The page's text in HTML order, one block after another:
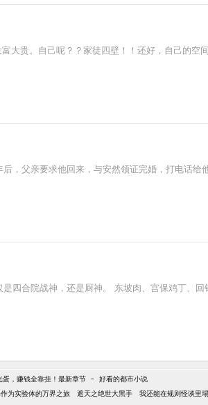
大贵。自己呢？？家徒四壁！！还好，自己的
父亲要求他回来，与安然领证完婚，打电话给
四合院战神，还是厨神。 东坡肉、宫保鸡丁、
蛋，赚钱全靠挂！最新章节 - 好看的都市小说
为实验体的万界之旅 遮天之绝世大黑手 我还能在规则怪谈里